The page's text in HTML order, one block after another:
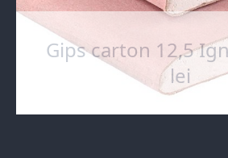
Gips carton 12,5
lei